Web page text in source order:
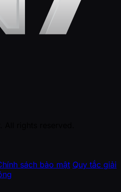
sách bảo mật Quy tắc giải